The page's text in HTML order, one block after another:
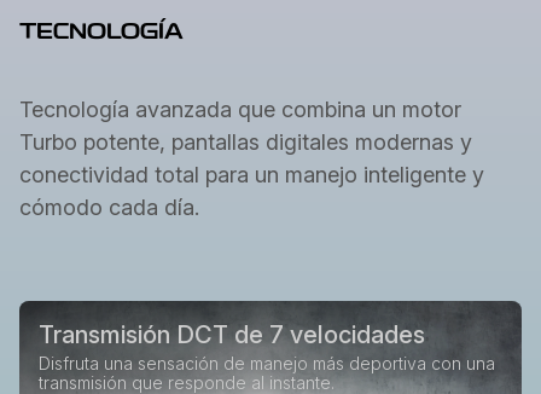
TECNOLOGÍA
Tecnología avanzada que combina un motor
Turbo potente, pantallas digitales modernas y
conectividad total para un manejo inteligente y
cómodo cada día.
Transmisión DCT de 7 velocidades
Disfruta una sensación de manejo más deportiva con una
transmisión que responde al instante.